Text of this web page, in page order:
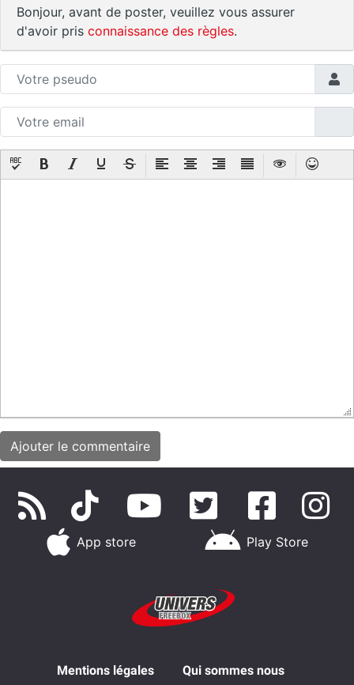
Bonjour, avant de poster, veuillez vous assurer
d'avoir pris connaissance des règles.
App store Play Store
Mentions légales Qui sommes nous